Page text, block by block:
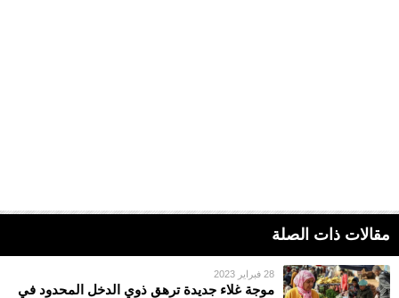
مقالات ذات الصلة
28 فبراير 2023
موجة غلاء جديدة ترهق ذوي الدخل المحدود في